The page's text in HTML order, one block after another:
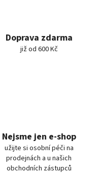
Doprava zdarma
již od 600 Kč
Nejsme jen e-shop
užijte si osobní péči na
prodejnách a u našich
obchodních zástupců